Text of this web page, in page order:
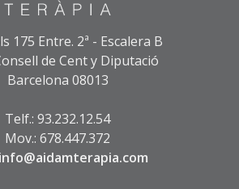
175 Entre. 2ª - Escalera B
de Cent y Diputació
Barcelona 08013
Telf.: 93.232.12.54
Mov.: 678.447.372
info@aidamterapia.com